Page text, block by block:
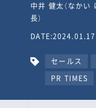
山田真輔（やまだ
長）
DATE:2023.09.08
カルチャー